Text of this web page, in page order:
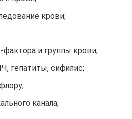
крови;
фактора и группы крови;
гепатиты, сифилис;
канала;